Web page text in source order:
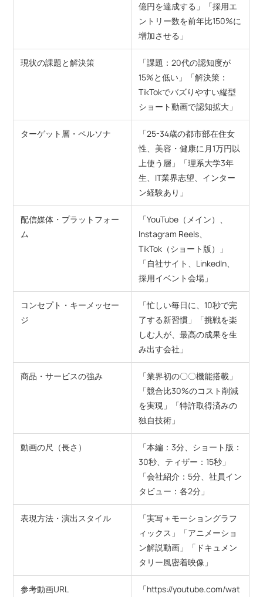
億円を達成する」「採用エ
ントリー数を前年比150%に
増加させる」
現状の課題と解決策
「課題：20代の認知度が
15%と低い」「解決策：
TikTokでバズりやすい縦型
ショート動画で認知拡大」
ターゲット層・ペルソナ
「25-34歳の都市部在住女
性、美容・健康に月1万円以
上使う層」「理系大学3年
生、IT業界志望、インター
ン経験あり」
配信媒体・プラットフォー
ム
「YouTube（メイン）、
Instagram Reels、
TikTok（ショート版）」
「自社サイト、LinkedIn、
採用イベント会場」
コンセプト・キーメッセー
ジ
「忙しい毎日に、10秒で完
了する新習慣」「挑戦を楽
しむ人が、最高の成果を生
み出す会社」
商品・サービスの強み
「業界初の〇〇機能搭載」
「競合比30%のコスト削減
を実現」「特許取得済みの
独自技術」
動画の尺（長さ）
「本編：3分、ショート版：
30秒、ティザー：15秒」
「会社紹介：5分、社員イン
タビュー：各2分」
表現方法・演出スタイル
「実写＋モーショングラフ
ィックス」「アニメーショ
ン解説動画」「ドキュメン
タリー風密着映像」
参考動画URL
「https://youtube.com/wat